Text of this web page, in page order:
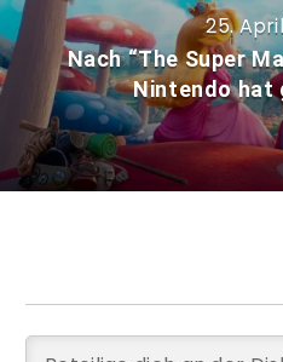
25.
Nach “The Super
Nintendo hat